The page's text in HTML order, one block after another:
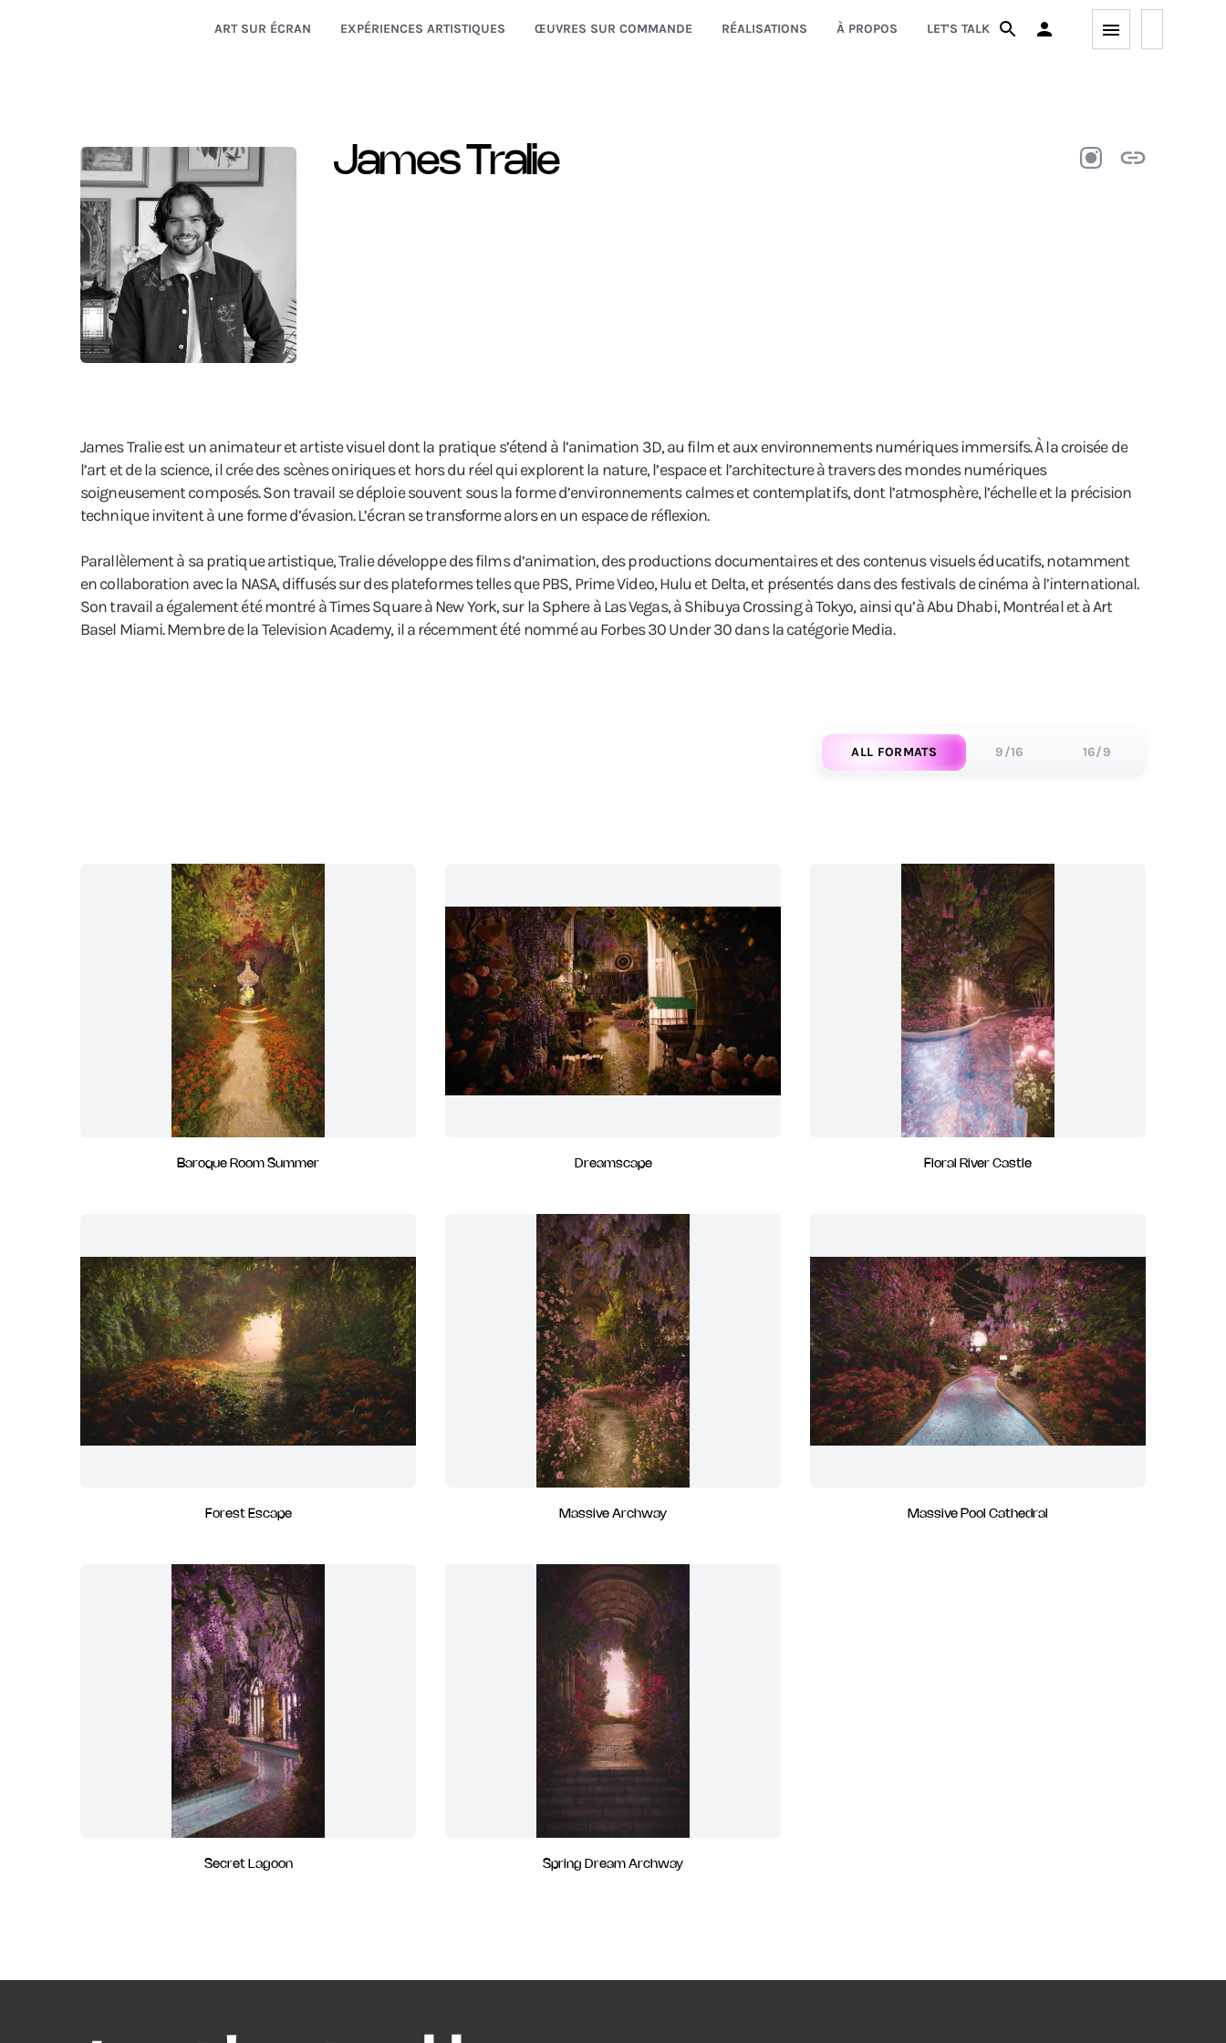
ART SUR ÉCRAN EXPÉRIENCES ARTISTIQUES ŒUVRES SUR COMMANDE RÉALISATIONS À PROPOS LET'S TALK
James Tralie
James Tralie est un animateur et artiste visuel dont la pratique s’étend à l’animation 3D, au film et aux environnements numériques immersifs. À la croisée de
l’art et de la science, il crée des scènes oniriques et hors du réel qui explorent la nature, l’espace et l’architecture à travers des mondes numériques
soigneusement composés. Son travail se déploie souvent sous la forme d’environnements calmes et contemplatifs, dont l’atmosphère, l’échelle et la précision
technique invitent à une forme d’évasion. L’écran se transforme alors en un espace de réflexion.
Parallèlement à sa pratique artistique, Tralie développe des films d’animation, des productions documentaires et des contenus visuels éducatifs, notamment
en collaboration avec la NASA, diffusés sur des plateformes telles que PBS, Prime Video, Hulu et Delta, et présentés dans des festivals de cinéma à l’international.
Son travail a également été montré à Times Square à New York, sur la Sphere à Las Vegas, à Shibuya Crossing à Tokyo, ainsi qu’à Abu Dhabi, Montréal et à Art
Basel Miami. Membre de la Television Academy, il a récemment été nommé au Forbes 30 Under 30 dans la catégorie Media.
ALL FORMATS 9/16 16/9
Baroque Room Summer Dreamscape Floral River Castle
Forest Escape Massive Archway Massive Pool Cathedral
Secret Lagoon Spring Dream Archway